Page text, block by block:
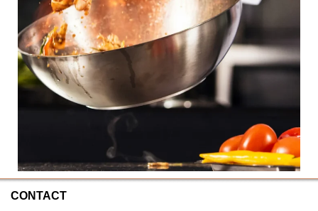
CONTACT